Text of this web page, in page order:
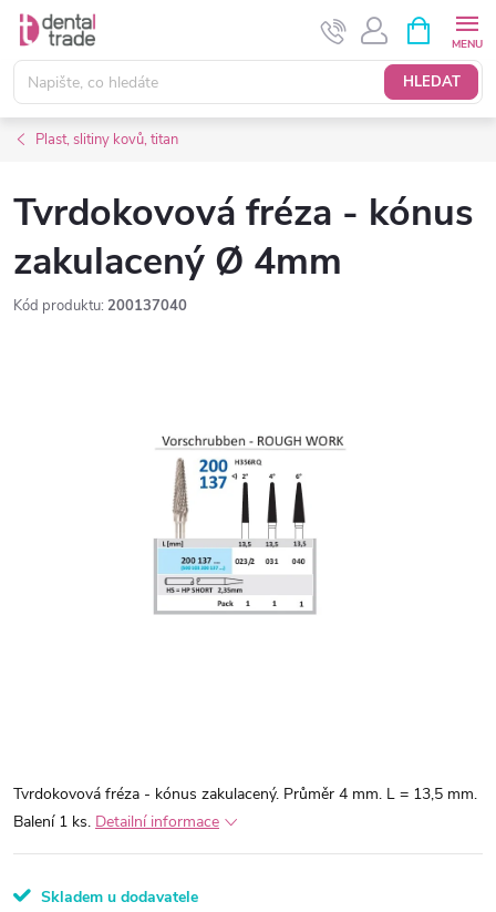
Přejít
obsah
HLEDAT
NÁKUPNÍ
KOŠÍK
Plast, slitiny kovů, titan
Tvrdokovová fréza - kónus
zakulacený Ø 4mm
Kód produktu: 200137040
Tvrdokovová fréza - kónus zakulacený. Průměr 4 mm. L = 13,5 mm.
Balení 1 ks. Detailní informace
Skladem u dodavatele